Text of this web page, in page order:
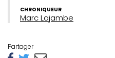
CHRONIQUEUR
Marc Lajambe
Partager